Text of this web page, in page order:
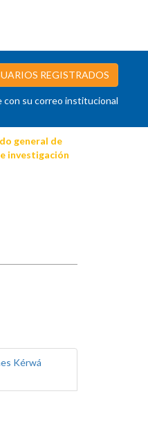
REGISTRADOS
con su correo institucional
general de
investigación
Kérwá